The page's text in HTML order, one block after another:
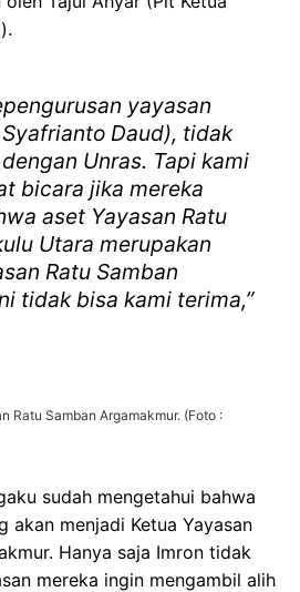
yayasan
Daud), tidak
Unras. Tapi kami
bicara jika mereka
aset Yayasan Ratu
Utara merupakan
Ratu Samban
tidak bisa kami terima,”
Ratu Samban Argamakmur. (Foto :
sudah mengetahui bahwa
akan menjadi Ketua Yayasan
Hanya saja Imron tidak
mereka ingin mengambil alih